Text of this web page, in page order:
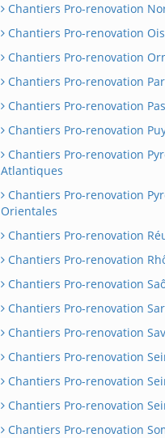
Chantiers Pro-renovation
Chantiers Pro-renovation
Chantiers Pro-renovation
Chantiers Pro-renovation
Chantiers Pro-renovation
Chantiers Pro-renovation
Chantiers Pro-renovation
Atlantiques
Chantiers Pro-renovation
Orientales
Chantiers Pro-renovation
Chantiers Pro-renovation
Chantiers Pro-renovation
Chantiers Pro-renovation
Chantiers Pro-renovation
Chantiers Pro-renovation
Chantiers Pro-renovation
Chantiers Pro-renovation
Chantiers Pro-renovation